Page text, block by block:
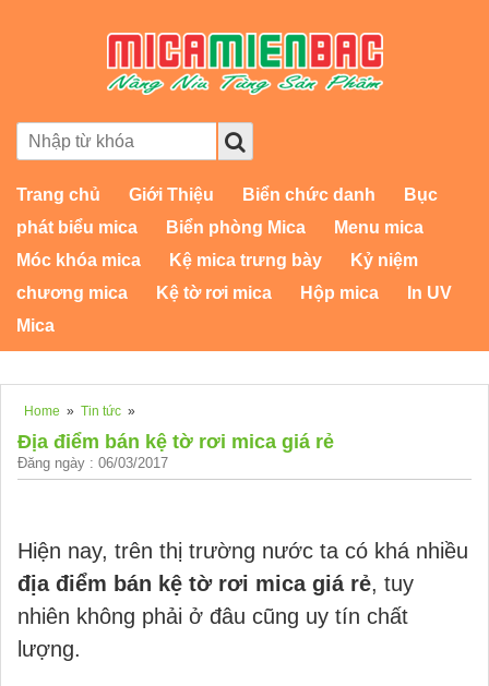
Trang chủ Giới Thiệu Biển chức danh
Bục
phát biểu mica
Biển phòng Mica
Menu mica
Móc khóa mica
Kệ mica trưng bày
Kỷ niệm
chương mica
Kệ tờ rơi mica Hộp mica
In UV
Mica
Home » Tin tức »
Địa điểm bán kệ tờ rơi mica giá rẻ
Đăng ngày : 06/03/2017
Hiện nay, trên thị trường nước ta có khá nhiều
địa điểm bán kệ tờ rơi mica giá rẻ, tuy
nhiên không phải ở đâu cũng uy tín chất
lượng.